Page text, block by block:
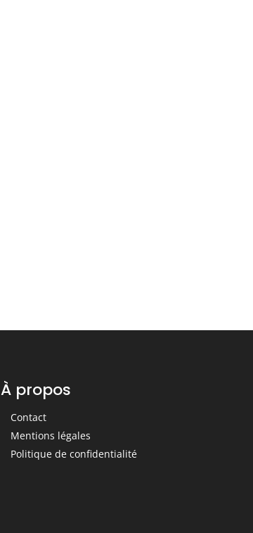
À propos
Contact
Mentions légales
Politique de confidentialité